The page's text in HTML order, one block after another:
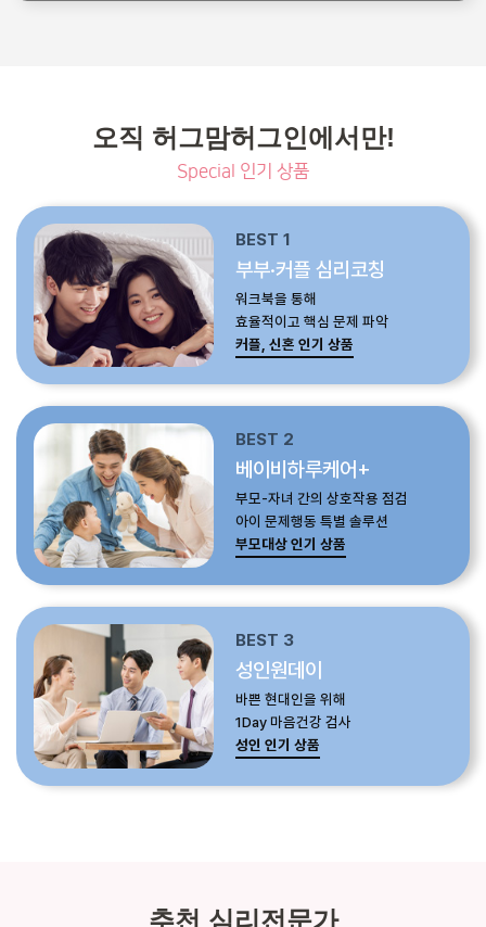
오직 허그맘허그인에서만!
Special 인기 상품
BEST 1
부부·커플 심리코칭
워크북을 통해
효율적이고 핵심 문제 파악
커플, 신혼 인기 상품
BEST 2
베이비하루케어+
부모-자녀 간의 상호작용 점검
아이 문제행동 특별 솔루션
부모대상 인기 상품
BEST 3
성인원데이
바쁜 현대인을 위해
1Day 마음건강 검사
성인 인기 상품
추천 심리전문가